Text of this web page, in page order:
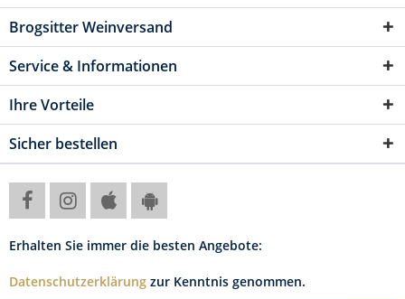
Brogsitter Weinversand
Service & Informationen
Ihre Vorteile
Sicher bestellen
Erhalten Sie immer die besten Angebote:
Datenschutzerklärung zur Kenntnis genommen.